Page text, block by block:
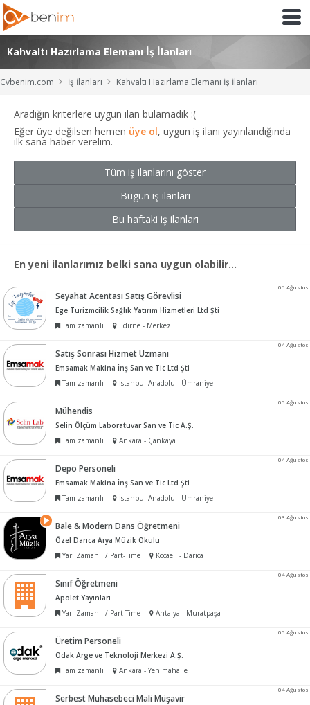
Kahvaltı Hazırlama Elemanı İş İlanları
Cvbenim.com İş İlanları Kahvaltı Hazırlama Elemanı İş İlanları
Aradığın kriterlere uygun ilan bulamadık :(
Eğer üye değilsen hemen üye ol, uygun iş ilanı yayınlandığında
ilk sana haber verelim.
Tüm iş ilanlarını göster
Bugün iş ilanları
Bu haftaki iş ilanları
En yeni ilanlarımız belki sana uygun olabilir...
06 Ağustos
Seyahat Acentası Satış Görevlisi
Ege Turizmcilik Sağlık Yatırım Hizmetleri Ltd Şti
Tam zamanlı
Edirne - Merkez
04 Ağustos
Satış Sonrası Hizmet Uzmanı
Emsamak Makina İnş San ve Tic Ltd Şti
Tam zamanlı
İstanbul Anadolu - Ümraniye
05 Ağustos
Mühendis
Selin Ölçüm Laboratuvar San ve Tic A.Ş.
Tam zamanlı
Ankara - Çankaya
04 Ağustos
Depo Personeli
Emsamak Makina İnş San ve Tic Ltd Şti
Tam zamanlı
İstanbul Anadolu - Ümraniye
03 Ağustos
Bale & Modern Dans Öğretmeni
Özel Darıca Arya Müzik Okulu
Yarı Zamanlı / Part-Time
Kocaeli - Darıca
04 Ağustos
Sınıf Öğretmeni
Apolet Yayınları
Yarı Zamanlı / Part-Time
Antalya - Muratpaşa
05 Ağustos
Üretim Personeli
Odak Arge ve Teknoloji Merkezi A.Ş.
Tam zamanlı
Ankara - Yenimahalle
04 Ağustos
Serbest Muhasebeci Mali Müşavir